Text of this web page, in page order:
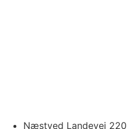
Næstved Landevej 220